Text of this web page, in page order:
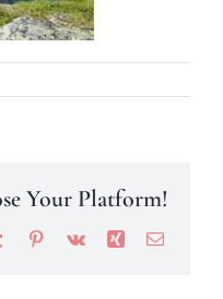
Your Platform!
TumblrPinterest
Vk Xing Email